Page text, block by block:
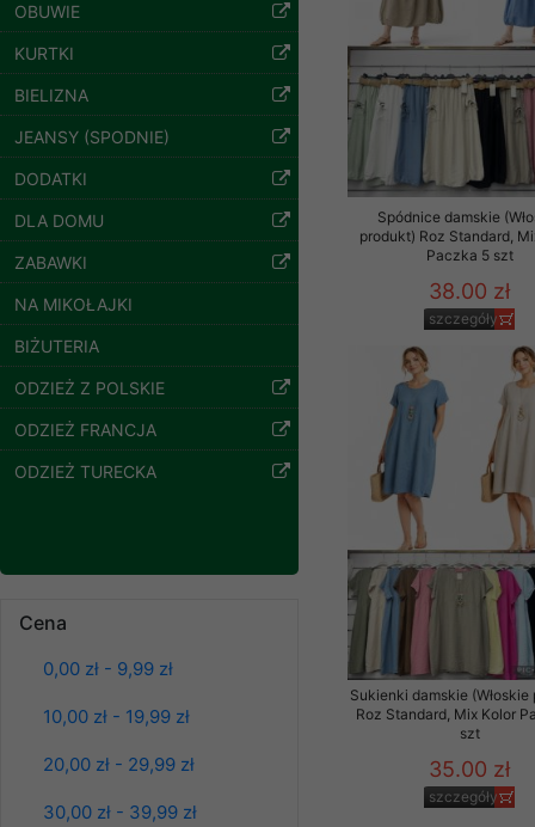
OBUWIE
KURTKI
BIELIZNA
JEANSY (SPODNIE)
DODATKI
DLA DOMU
ZABAWKI
NA MIKOŁAJKI
BIŻUTERIA
ODZIEŻ Z POLSKIE
ODZIEŻ FRANCJA
ODZIEŻ TURECKA
Cena
0,00 zł - 9,99 zł
10,00 zł - 19,99 zł
20,00 zł - 29,99 zł
30,00 zł - 39,99 zł
Spodnie damskie
jeansy Roz 25-30, 1
szczegóły
Spodnie damskie
Kolor Paczka 10 szt
szczegóły
Spódnice damskie
produkt) Roz Standard,
Paczka 5 szt
38.00 zł
szczegóły
Sukienki damskie (Włoskie
Roz Standard, Mix Kolor
szt
35.00 zł
szczegóły
znajdziesz
Potrzebujemy na to
Jeżeli klikniesz
GROUP
Sp. z o.o.
Wyrażenie zgody jest
wpływa na zgodność
Dodatkowe
Twoich danych,
podejmowaniu
danych osobowych)
Polityka prywatności
Polityka prywatności
Zapewniamy naszym
Dane osobowe
Klientów zezwolenia
ochronie danych
serwerach
pracownicy Sklepu.
Każdy Klient, który
ich weryfikacji,
Sklep nie
chyba że dzieje się
prawa organów